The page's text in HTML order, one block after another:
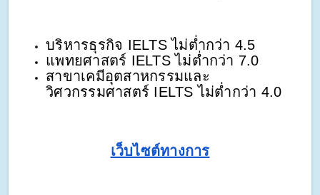
บริหารธุรกิจ IELTS ไม่ต่ำกว่า 4.5
แพทยศาสตร์ IELTS ไม่ต่ำกว่า 7.0
สาขาเคมีอุตสาหกรรมและ
วิศวกรรมศาสตร์ IELTS ไม่ต่ำกว่า 4.0
เว็บไซต์ทางการ